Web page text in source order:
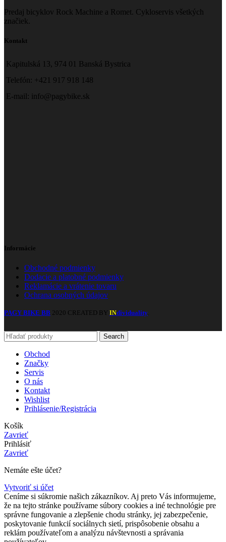
Predaj bicyklov Rock Machine a Romet. Cykloservis všetkých
značiek.
Kontakt
Kapitulská 13, 974 01 Banská Bystrica
Telefón: +421 917 918 148
E-mail: info@pagybike.sk
Informácie
Obchodné podmienky
Dodacie a platobné podmienky
Reklamácie a vrátenie tovaru
Ochrana osobných údajov
PAGY BIKE BB 2020 CREATED BY INdividuality
Search
Obchod
Značky
Servis
O nás
Kontakt
Wishlist
Prihlásenie/Registrácia
Košík
Zavrieť
Prihlásiť
Zavrieť
Nemáte ešte účet?
Vytvoriť si účet
Ceníme si súkromie našich zákazníkov. Aj preto Vás informujeme,
že na tejto stránke používame súbory cookies a iné technológie pre
správne fungovanie a zlepšenie chodu stránky, jej zabezpečenie,
poskytovanie funkcií sociálnych sietí, prispôsobenie obsahu a
reklám používateľom a analýzu návštevnosti a správania